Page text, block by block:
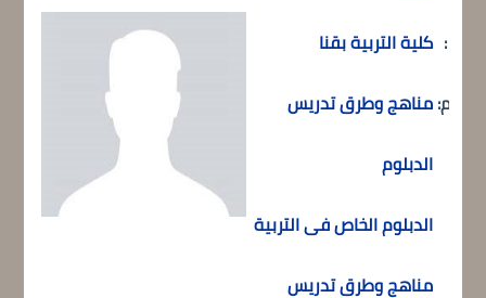
كلية التربية بقنا :
مناهج وطرق تدريس
الدبلوم
الدبلوم الخاص فى التربية
مناهج وطرق تدريس